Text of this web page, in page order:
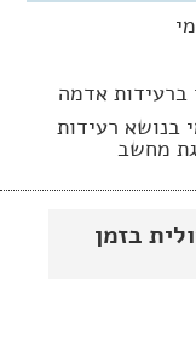
חולית בזמן
בנושא רעידות
מחשב